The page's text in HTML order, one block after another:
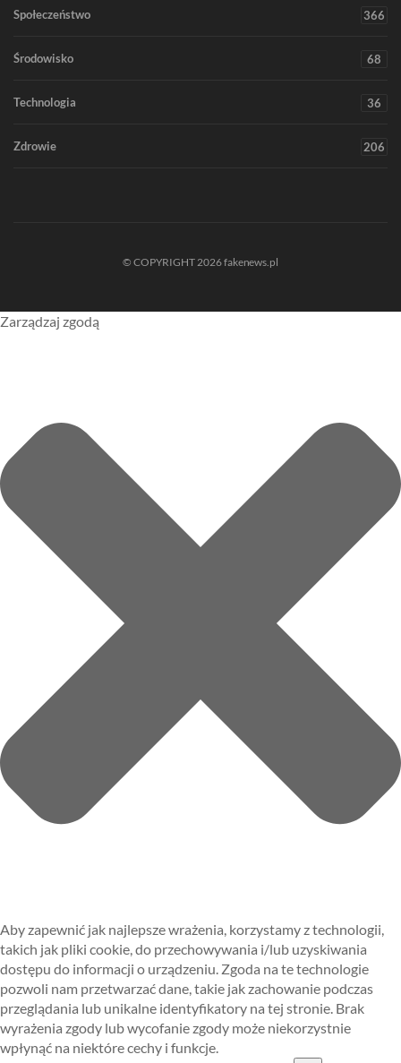
Społeczeństwo 366
Środowisko 68
Technologia 36
Zdrowie 206
© COPYRIGHT 2026 fakenews.pl
Zarządzaj zgodą
Aby zapewnić jak najlepsze wrażenia, korzystamy z technologii,
takich jak pliki cookie, do przechowywania i/lub uzyskiwania
dostępu do informacji o urządzeniu. Zgoda na te technologie
pozwoli nam przetwarzać dane, takie jak zachowanie podczas
przeglądania lub unikalne identyfikatory na tej stronie. Brak
wyrażenia zgody lub wycofanie zgody może niekorzystnie
wpłynąć na niektóre cechy i funkcje.